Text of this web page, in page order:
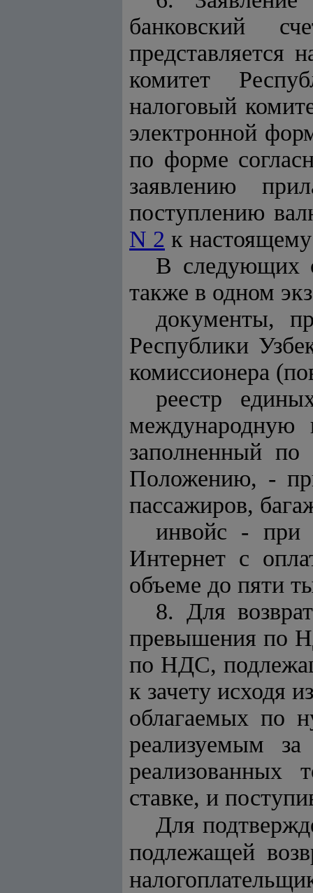
банковский
представляется
комитет
налоговый
электронной
по форме
заявлению
поступлению
N 2 к
В следующих
также в одном
документы,
Республики
комиссионера
реестр
международную
заполненный
Положению, -
пассажиров,
инвойс - при
Интернет с
объеме до пяти
8. Для
превышения по
по НДС,
к зачету исходя
облагаемых по
реализуемым
реализованных
ставке, и
Для
подлежащей